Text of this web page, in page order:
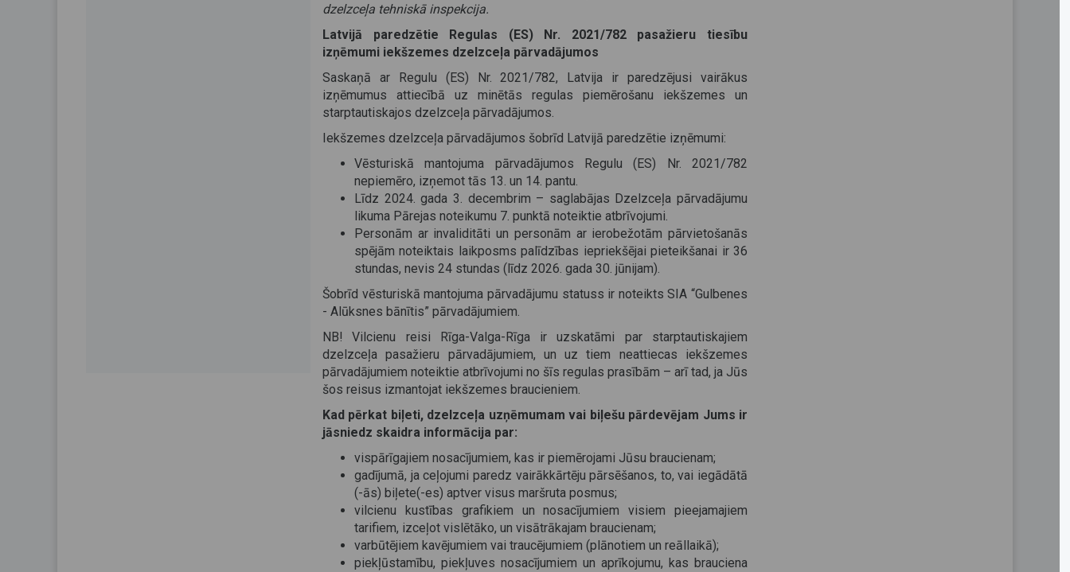
dzelzceļa tehniskā inspekcija.
Latvijā paredzētie Regulas (ES) Nr. 2021/782 pasažieru tiesību
izņēmumi iekšzemes dzelzceļa pārvadājumos
Saskaņā ar Regulu (ES) Nr. 2021/782, Latvija ir paredzējusi vairākus
izņēmumus attiecībā uz minētās regulas piemērošanu iekšzemes un
starptautiskajos dzelzceļa pārvadājumos.
Iekšzemes dzelzceļa pārvadājumos šobrīd Latvijā paredzētie izņēmumi:
Vēsturiskā mantojuma pārvadājumos Regulu (ES) Nr. 2021/782
nepiemēro, izņemot tās 13. un 14. pantu.
Līdz 2024. gada 3. decembrim – saglabājas Dzelzceļa pārvadājumu
likuma Pārejas noteikumu 7. punktā noteiktie atbrīvojumi.
Personām ar invaliditāti un personām ar ierobežotām pārvietošanās
spējām noteiktais laikposms palīdzības iepriekšējai pieteikšanai ir 36
stundas, nevis 24 stundas (līdz 2026. gada 30. jūnijam).
Šobrīd vēsturiskā mantojuma pārvadājumu statuss ir noteikts SIA “Gulbenes
- Alūksnes bānītis” pārvadājumiem.
NB! Vilcienu reisi Rīga-Valga-Rīga ir uzskatāmi par starptautiskajiem
dzelzceļa pasažieru pārvadājumiem, un uz tiem neattiecas iekšzemes
pārvadājumiem noteiktie atbrīvojumi no šīs regulas prasībām – arī tad, ja Jūs
šos reisus izmantojat iekšzemes braucieniem.
Kad pērkat biļeti, dzelzceļa uzņēmumam vai biļešu pārdevējam Jums ir
jāsniedz skaidra informācija par:
vispārīgajiem nosacījumiem, kas ir piemērojami Jūsu braucienam;
gadījumā, ja ceļojumi paredz vairākkārtēju pārsēšanos, to, vai iegādātā
(-ās) biļete(-es) aptver visus maršruta posmus;
vilcienu kustības grafikiem un nosacījumiem visiem pieejamajiem
tarifiem, izceļot vislētāko, un visātrākajam braucienam;
varbūtējiem kavējumiem vai traucējumiem (plānotiem un reāllaikā);
piekļūstamību, piekļuves nosacījumiem un aprīkojumu, kas brauciena